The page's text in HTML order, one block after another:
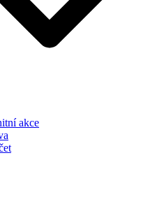
akce